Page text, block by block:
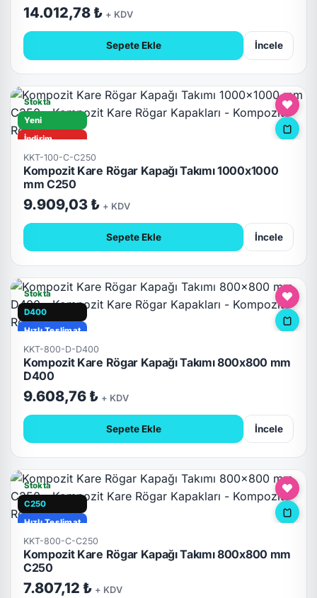
14.012,78 ₺ + KDV
Sepete Ekle İncele
Stokta
Yeni
İndirim
C250
Hızlı Teslimat
KKT-100-C-C250
Kompozit Kare Rögar Kapağı Takımı 1000x1000
mm C250
9.909,03 ₺ + KDV
Sepete Ekle İncele
Stokta
D400
Hızlı Teslimat
KKT-800-D-D400
Kompozit Kare Rögar Kapağı Takımı 800x800 mm
D400
9.608,76 ₺ + KDV
Sepete Ekle İncele
Stokta
C250
Hızlı Teslimat
KKT-800-C-C250
Kompozit Kare Rögar Kapağı Takımı 800x800 mm
C250
7.807,12 ₺ + KDV